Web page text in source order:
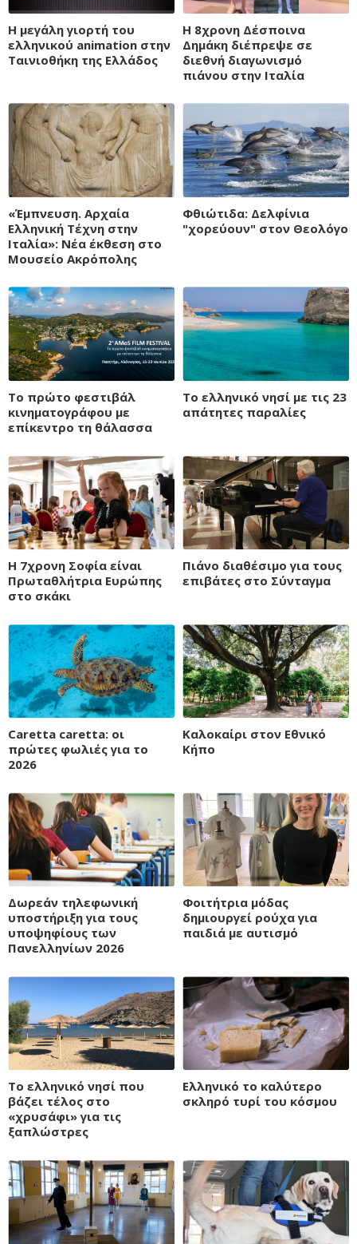
H μεγάλη γιορτή του
ελληνικού animation στην
Ταινιοθήκη της Ελλάδος
Η 8χρονη Δέσποινα
Δημάκη διέπρεψε σε
διεθνή διαγωνισμό
πιάνου στην Ιταλία
«Έμπνευση. Αρχαία
Ελληνική Τέχνη στην
Ιταλία»: Νέα έκθεση στο
Μουσείο Ακρόπολης
Φθιώτιδα: Δελφίνια
"χορεύουν" στον Θεολόγο
Το πρώτο φεστιβάλ
κινηματογράφου με
επίκεντρο τη θάλασσα
Το ελληνικό νησί με τις 23
απάτητες παραλίες
Η 7χρονη Σοφία είναι
Πρωταθλήτρια Ευρώπης
στο σκάκι
Πιάνο διαθέσιμο για τους
επιβάτες στο Σύνταγμα
Caretta caretta: οι
πρώτες φωλιές για το
2026
Καλοκαίρι στον Εθνικό
Κήπο
Δωρεάν τηλεφωνική
υποστήριξη για τους
υποψηφίους των
Πανελληνίων 2026
Φοιτήτρια μόδας
δημιουργεί ρούχα για
παιδιά με αυτισμό
Το ελληνικό νησί που
βάζει τέλος στο
«χρυσάφι» για τις
ξαπλώστρες
Ελληνικό το καλύτερο
σκληρό τυρί του κόσμου